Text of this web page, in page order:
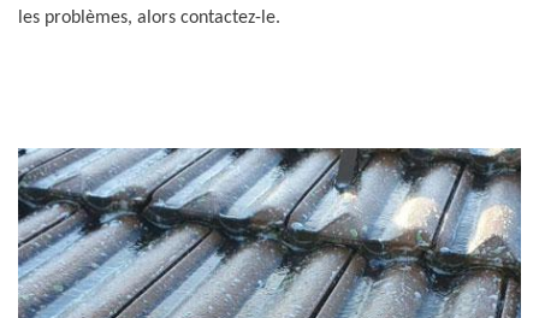
les problèmes, alors contactez-le.